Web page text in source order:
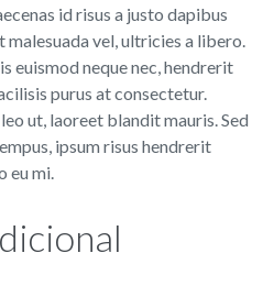
id risus a justo dapibus
vel, ultricies a libero.
euismod neque nec, hendrerit
purus at consectetur.
ut, laoreet blandit mauris. Sed
ipsum risus hendrerit
eu mi.